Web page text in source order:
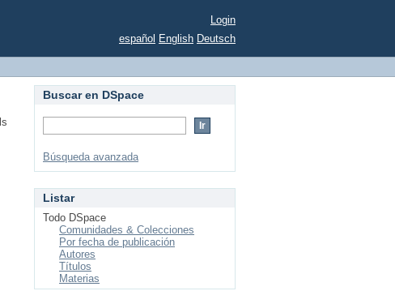
Login
español English Deutsch
Buscar en DSpace
Búsqueda avanzada
Listar
Todo DSpace
Comunidades & Colecciones
Por fecha de publicación
Autores
Títulos
Materias